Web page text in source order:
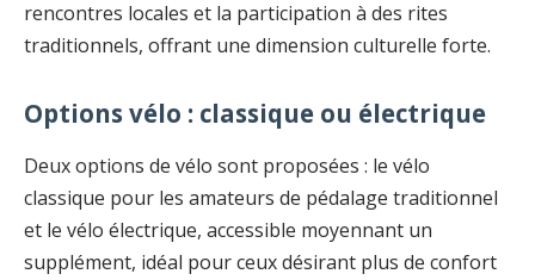
rencontres locales et la participation à des rites
traditionnels, offrant une dimension culturelle forte.
Options vélo : classique ou électrique
Deux options de vélo sont proposées : le vélo
classique pour les amateurs de pédalage traditionnel
et le vélo électrique, accessible moyennant un
supplément, idéal pour ceux désirant plus de confort